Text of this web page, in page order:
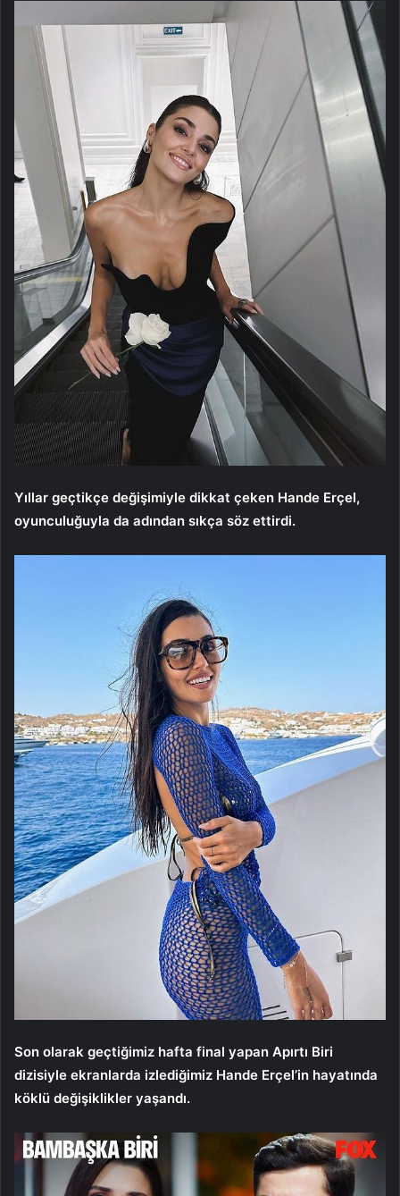
Yıllar geçtikçe değişimiyle dikkat çeken Hande Erçel,
oyunculuğuyla da adından sıkça söz ettirdi.
Son olarak geçtiğimiz hafta final yapan Apırtı Biri
dizisiyle ekranlarda izlediğimiz Hande Erçel’in hayatında
köklü değişiklikler yaşandı.